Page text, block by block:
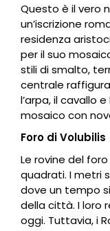
Questo è il vero
un’iscrizione
residenza
per il suo
stili di smalto,
centrale
l’arpa, il cavallo
mosaico con
Foro di Volubilis
Le rovine del
quadrati. I metri
dove un tempo
della città. I loro
oggi. Tuttavia, i